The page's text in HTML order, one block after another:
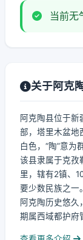
当前无
关于阿克
阿克陶县位于新
部，塔里木盆地
白色，“陶”意为
该县隶属于克孜
里，辖有2镇、
要少数民族之一。
阿克陶历史悠久
期属西域都护府